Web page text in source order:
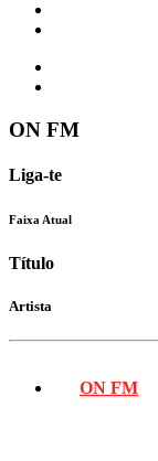
ON FM
Liga-te
Faixa Atual
Título
Artista
ON FM